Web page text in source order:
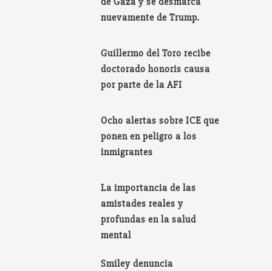
nuevamente de Trump.
Guillermo del Toro recibe
doctorado honoris causa
por parte de la AFI
Ocho alertas sobre ICE que
ponen en peligro a los
inmigrantes
La importancia de las
amistades reales y
profundas en la salud
mental
Smiley denuncia